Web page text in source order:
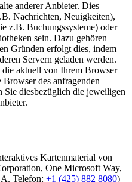
anderer Anbieter. Dies
Nachrichten, Neuigkeiten),
z.B. Buchungssysteme) oder
sein. Dazu gehören
Gründen erfolgt dies, indem
Servern geladen werden.
die aktuell von Ihrem Browser
des anfragenden
Sie diesbezüglich die jeweiligen
Kartenmaterial von
One Microsoft Way,
Telefon: +1 (425) 882 8080)